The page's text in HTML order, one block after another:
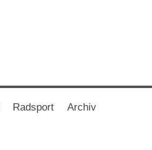
Radsport Archiv